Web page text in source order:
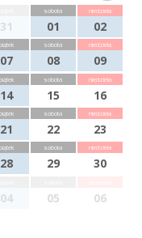
31
sobota
01
niedziela
02
piątek
07
sobota
08
niedziela
09
piątek
14
sobota
15
niedziela
16
piątek
21
sobota
22
niedziela
23
piątek
28
sobota
29
niedziela
30
04 05 06